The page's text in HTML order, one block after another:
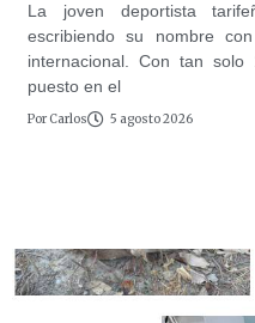
La joven deportista
escribiendo su nombre
internacional. Con tan
puesto en el
Por Carlos 5 agosto 2026